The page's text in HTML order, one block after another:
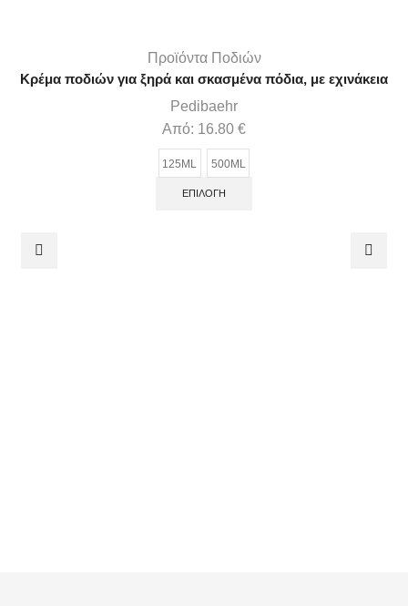
Προϊόντα Ποδιών
Κρέμα ποδιών για ξηρά και σκασμένα πόδια, με εχινάκεια
Pedibaehr
Από: 16.80 €
125ML 500ML
ΕΠΙΛΟΓΉ